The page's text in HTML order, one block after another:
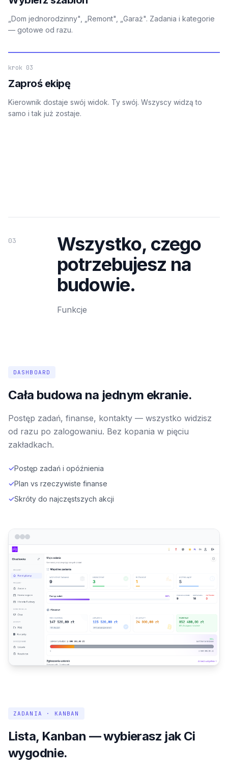
„Dom jednorodzinny", „Remont", „Garaż". Zadania i kategorie
— gotowe od razu.
krok 03
Zaproś ekipę
Kierownik dostaje swój widok. Ty swój. Wszyscy widzą to
samo i tak już zostaje.
03
Wszystko, czego
potrzebujesz na
budowie.
Funkcje
DASHBOARD
Cała budowa na jednym ekranie.
Postęp zadań, finanse, kontakty — wszystko widzisz
od razu po zalogowaniu. Bez kopania w pięciu
zakładkach.
✓Postęp zadań i opóźnienia
✓Plan vs rzeczywiste finanse
✓Skróty do najczęstszych akcji
ZADANIA · KANBAN
Lista, Kanban — wybierasz jak Ci
wygodnie.